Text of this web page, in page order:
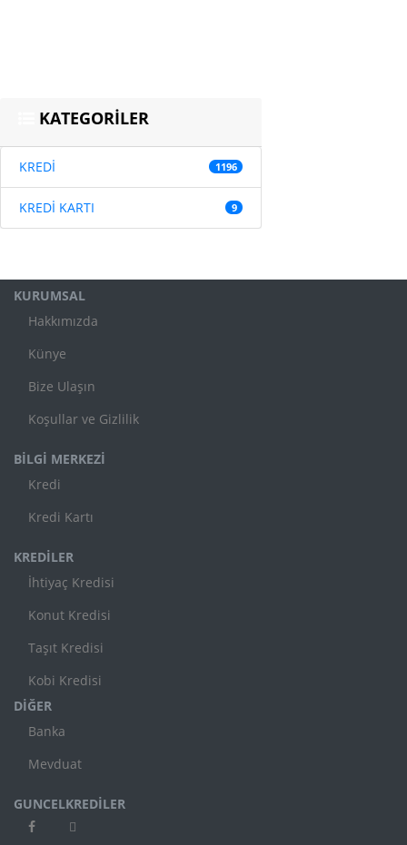
KATEGORİLER
KREDİ 1196
KREDİ KARTI 9
KURUMSAL
Hakkımızda
Künye
Bize Ulaşın
Koşullar ve Gizlilik
BİLGİ MERKEZİ
Kredi
Kredi Kartı
KREDİLER
İhtiyaç Kredisi
Konut Kredisi
Taşıt Kredisi
Kobi Kredisi
DİĞER
Banka
Mevduat
GUNCELKREDİLER